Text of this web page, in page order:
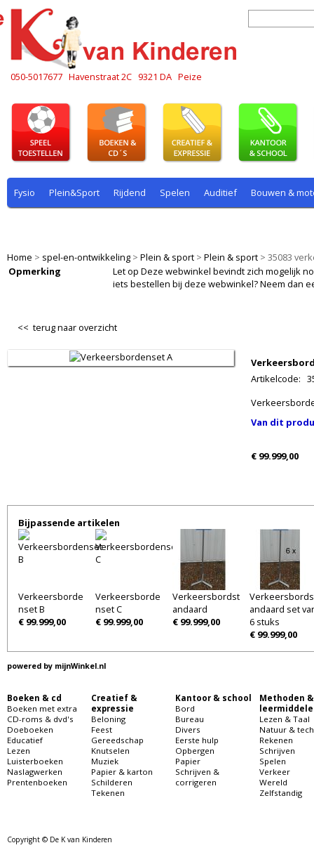
050-5017677 Havenstraat 2C 9321 DA Peize
Fysio Plein&Sport Rijdend Spelen Auditief Bouwen &
Home > spel-en-ontwikkeling > Plein & sport > Plein & sport > 35083
Opmerking
Let op Deze webwinkel bevindt zich mogelijk
iets bestellen bij deze webwinkel? Neem dan
<< terug naar overzicht
Artikelcode:
Van dit
€ 99.999,00
Bijpassende artikelen
Verkeersborde
nset B
€ 99.999,00
Verkeersborde
nset C
€ 99.999,00
Verkeersbordst
andaard
€ 99.999,00
andaard set
6 stuks
€ 99.999,00
powered by mijnWinkel.nl
Boeken & cd
Boeken met extra
CD-roms & dvd's
Doeboeken
Educatief
Lezen
Luisterboeken
Naslagwerken
Prentenboeken
Creatief &
expressie
Beloning
Feest
Gereedschap
Knutselen
Muziek
Papier & karton
Schilderen
Tekenen
Kantoor & school
Bord
Bureau
Divers
Eerste hulp
Opbergen
Papier
Schrijven &
corrigeren
Methoden &
Lezen & Taal
Natuur &
Rekenen
Schrijven
Spelen
Verkeer
Wereld
Zelfstandig
Copyright © De K van Kinderen